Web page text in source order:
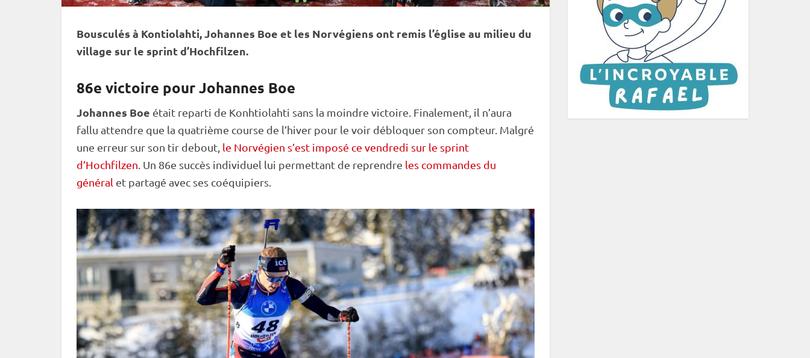
Bousculés à Kontiolahti, Johannes Boe et les Norvégiens ont remis l’église au milieu du
village sur le sprintd’Hochfilzen.
86e victoire pour Johannes Boe
Johannes Boe était reparti de Konhtiolahti sans la moindre victoire. Finalement, il n’aura
fallu attendre que la quatrième course de l’hiver pour le voir débloquer son compteur. Malgré
une erreur sur son tir debout le Norvégien s’est imposé ce vendredi sur le sprint
d’Hochfilzen . Un 86e succès individuel lui permettant de reprendre les commandes du
général et partagé avec ses coéquipiers.